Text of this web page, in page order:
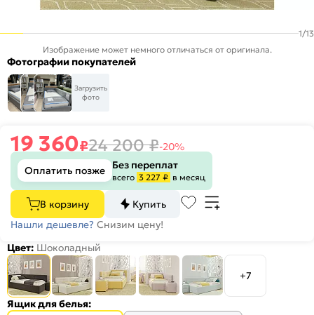
1/13
Изображение может немного отличаться от оригинала.
Фотографии покупателей
Загрузить
фото
19 360₽24 200₽-20%
Оплатить позже
Без переплат
всего 3 227 ₽ в месяц
В корзину
Купить
Нашли дешевле? Снизим цену!
Цвет: Шоколадный
+7
Ящик для белья: